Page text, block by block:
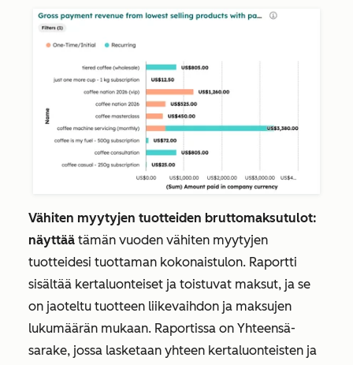
Vähiten myytyjen tuotteiden bruttomaksutulot:
näyttää tämän vuoden vähiten myytyjen
tuotteidesi tuottaman kokonaistulon. Raportti
sisältää kertaluonteiset ja toistuvat maksut, ja se
on jaoteltu tuotteen liikevaihdon ja maksujen
lukumäärän mukaan. Raportissa on Yhteensä-
sarake, jossa lasketaan yhteen kertaluonteisten ja